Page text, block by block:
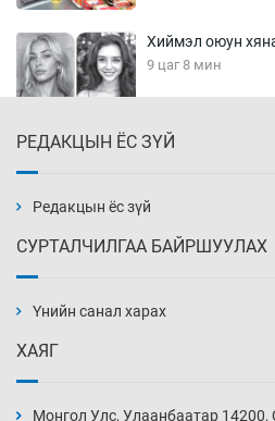
Хиймэл оюун
9 цаг 8 мин
9 цаг 38 мин
нэмэгджээ
РЕДАКЦЫН ЁС ЗҮЙ
Редакцын ёс зүй
СУРТАЛЧИЛГАА БАЙРШУУЛАХ
Үнийн санал харах
ХАЯГ
Монгол Улс, Улаанбаатар 14200,